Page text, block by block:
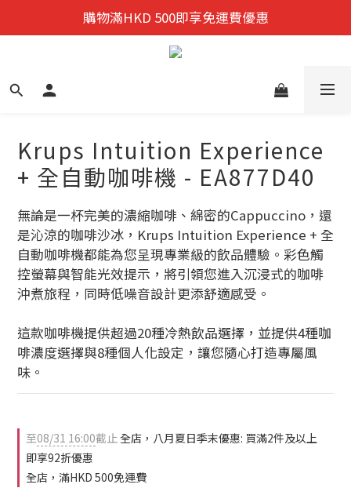
迎新禮遇:  新會員首次購物 尊享全單9折優惠!
購物滿HKD 500即享免運費優惠
迎新禮遇:  新會員首次購物 尊享全單9折優惠!
Krups Intuition Experience
+ 全自動咖啡機 - EA877D40
無論是一杯完美的濃縮咖啡、綿密的Cappuccino，還
是沁涼的咖啡沙冰，Krups Intuition Experience + 全
自動咖啡機都能為您呈現專業級的飲品體驗。彩色觸
控螢幕與智能光效提示，將引領您進入沉浸式的咖啡
沖煮旅程，同時低噪音設計更添舒適感受。
這款咖啡機提供超過20種冷熱飲品選擇，並提供4種咖
啡濃度選擇與8種個人化設定，讓您隨心打造專屬風
味。
至08/31 16:00截止全店，八月夏日季末優惠: 買滿2件及以上
即享92折優惠
全店，滿HKD 500免運費